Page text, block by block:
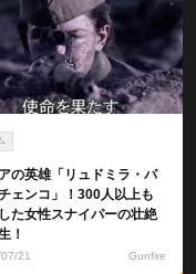
の英雄「リュドミラ・パ
ェンコ」！300人以上も
た女性スナイパーの壮絶
！
21 Gunfire